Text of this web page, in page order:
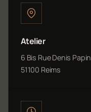
Atelier
6 Bis Rue Denis Papin
51100 Reims